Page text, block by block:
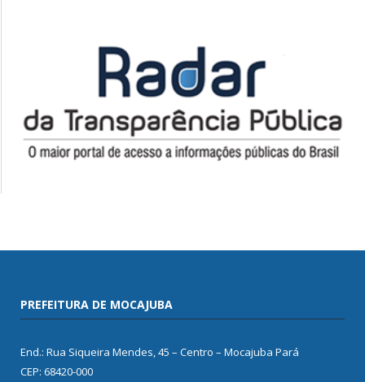
PREFEITURA DE MOCAJUBA
End.: Rua Siqueira Mendes, 45 – Centro – Mocajuba Pará
CEP: 68420-000